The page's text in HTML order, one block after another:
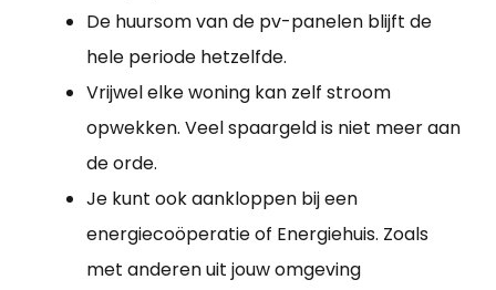
De huursom van de pv-panelen blijft de
hele periode hetzelfde.
Vrijwel elke woning kan zelf stroom
opwekken. Veel spaargeld is niet meer aan
de orde.
Je kunt ook aankloppen bij een
energiecoöperatie of Energiehuis. Zoals
met anderen uit jouw omgeving